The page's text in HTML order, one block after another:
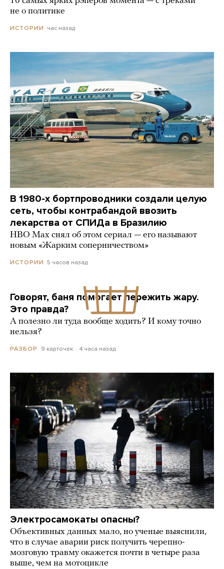
не о политике
ИСТОРИИ час назад
В 1980-х бортпроводники создали целую
сеть, чтобы контрабандой ввозить
лекарства от СПИДа в Бразилию
HBO Max снял об этом сериал — его называют
новым «Жарким соперничеством»
ИСТОРИИ 5 часов назад
Говорят, баня помогает пережить жару.
Это правда?
А полезно ли туда вообще ходить? И кому точно
нельзя?
РАЗБОР 9 карточек 4 часа назад
Электросамокаты опасны?
Объективных данных мало, но ученые выяснили,
что в случае аварии риск получить черепно-
мозговую травму окажется почти в четыре раза
выше, чем на мотоцикле